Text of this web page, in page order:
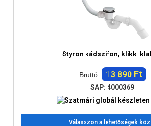
Styron kádszifon, klikk-
Bruttó: 13 890 Ft
SAP: 4000369
Válasszon a lehetőségek